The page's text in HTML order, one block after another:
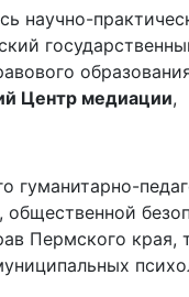
научно-
Центр медиации,
гуманитарно-
общественной
Пермского